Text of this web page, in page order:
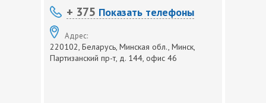
+ 375 Показать телефоны
Адрес:
220102, Беларусь, Минская обл., Минск,
Партизанский пр-т, д. 144, офис 46